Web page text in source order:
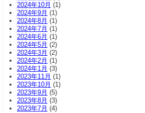
2024年10月 (1)
2024年9月 (1)
2024年8月 (1)
2024年7月 (1)
2024年6月 (1)
2024年5月 (2)
2024年3月 (2)
2024年2月 (1)
2024年1月 (3)
2023年11月 (1)
2023年10月 (1)
2023年9月 (5)
2023年8月 (3)
2023年7月 (4)